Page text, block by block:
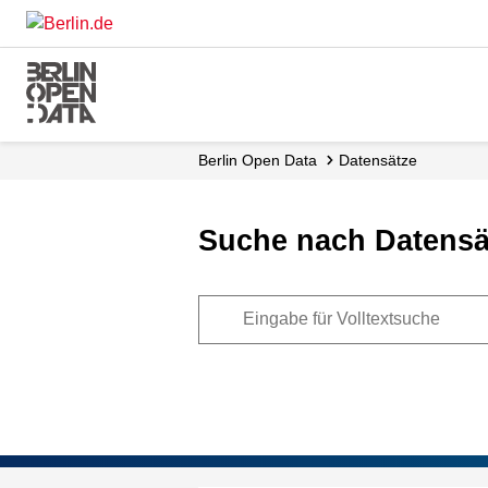
Skip
main
content
Berlin Open Data Datensätze
Suche nach